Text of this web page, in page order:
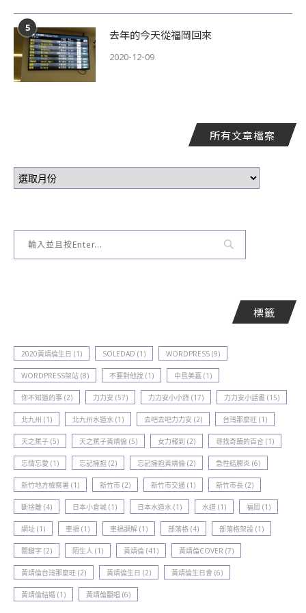
5 去年的今天從福岡回來
2020-12-09
所有文章檔案
標籤
2020黃靖倫生日 (1) SOLEDAD (1) WORDPRESS (9)
WORDPRESS架站 (8) 不要對他說 (1) 中島美嘉 (1)
你不知道的事 (2) 力力安 (57) 力力安小小詩 (17) 力力安小話畫 (15)
北九州 (1) 北九州水道水 (1) 去吧去吧力力安 (2) 台灣那麼旺 (1)
天之蕉子 (5) 天之蕉子黃靖倫 (5) 女力報到 (2) 尋找奇蹟的百合 (1)
忘情忘愛 (1) 忘記擁抱 (2) 忘記擁抱黃靖倫 (2) 急性結膜炎 (6)
新竹地方檢察署 (1) 新竹巿 (2) 新竹巿交通 (1) 新竹巿長 (2)
斷捨離 (4) 日本小倉城 (1) 日本水道水 (1) 水道 (1) 福岡 (1)
網址 (1) 車禍 (1) 車禍調解 (1) 部落格 (4) 部落格架設 (1)
關鍵字 (2) 陌生人 (1) 黃靖倫 (41) 黃靖倫COVER (7)
黃靖倫台灣那麼旺 (2) 黃靖倫生日 (2) 黃靖倫生日會 (6)
黃靖倫結婚 (1) 黃靖倫翻唱 (6)